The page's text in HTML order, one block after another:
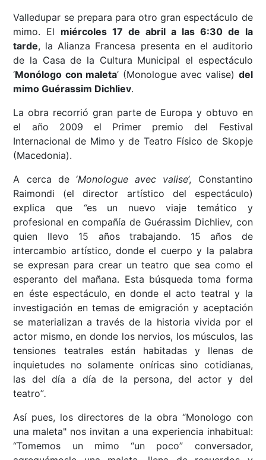
Valledupar se prepara para otro gran espectáculo de
mimo. El miércoles 17 de abril a las 6:30 de la
tarde, la Alianza Francesa presenta en el auditorio
de la Casa de la Cultura Municipal el espectáculo
‘Monólogo con maleta’ (Monologue avec valise) del
mimo Guérassim Dichliev.
La obra recorrió gran parte de Europa y obtuvo en
el año 2009 el Primer premio del Festival
Internacional de Mimo y de Teatro Físico de Skopje
(Macedonia).
A cerca de ‘Monologue avec valise’, Constantino
Raimondi (el director artístico del espectáculo)
explica que “es un nuevo viaje temático y
profesional en compañía de Guérassim Dichliev, con
quien llevo 15 años trabajando. 15 años de
intercambio artístico, donde el cuerpo y la palabra
se expresan para crear un teatro que sea como el
esperanto del mañana. Esta búsqueda toma forma
en éste espectáculo, en donde el acto teatral y la
investigación en temas de emigración y aceptación
se materializan a través de la historia vivida por el
actor mismo, en donde los nervios, los músculos, las
tensiones teatrales están habitadas y llenas de
inquietudes no solamente oníricas sino cotidianas,
las del día a día de la persona, del actor y del
teatro”.
Así pues, los directores de la obra “Monologo con
una maleta" nos invitan a una experiencia inhabitual:
“Tomemos un mimo “un poco” conversador,